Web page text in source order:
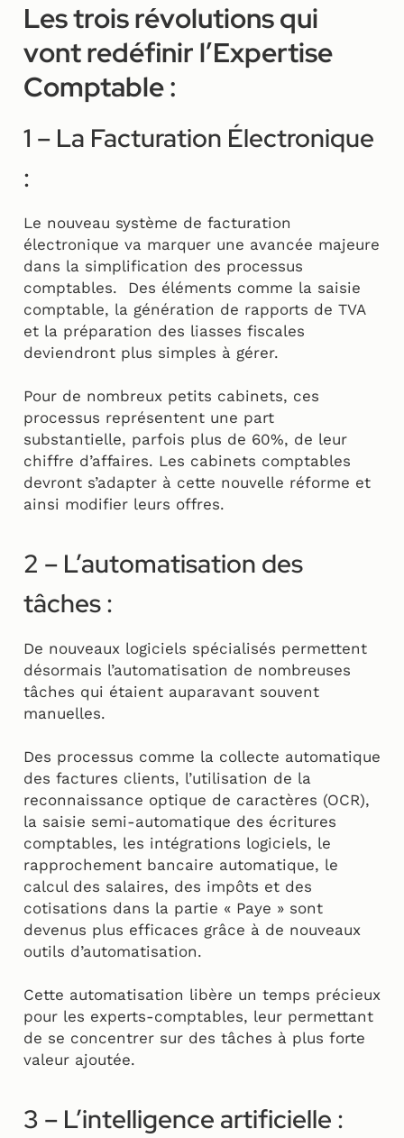
Les trois révolutions qui
vont redéfinir l’Expertise
Comptable :
1 – La Facturation Électronique
:
Le nouveau système de facturation
électronique va marquer une avancée majeure
dans la simplification des processus
comptables. Des éléments comme la saisie
comptable, la génération de rapports de TVA
et la préparation des liasses fiscales
deviendront plus simples à gérer.
Pour de nombreux petits cabinets, ces
processus représentent une part
substantielle, parfois plus de 60%, de leur
chiffre d’affaires. Les cabinets comptables
devront s’adapter à cette nouvelle réforme et
ainsi modifier leurs offres.
2 – L’automatisation des
tâches :
De nouveaux logiciels spécialisés permettent
désormais l’automatisation de nombreuses
tâches qui étaient auparavant souvent
manuelles.
Des processus comme la collecte automatique
des factures clients, l’utilisation de la
reconnaissance optique de caractères (OCR),
la saisie semi-automatique des écritures
comptables, les intégrations logiciels, le
rapprochement bancaire automatique, le
calcul des salaires, des impôts et des
cotisations dans la partie « Paye » sont
devenus plus efficaces grâce à de nouveaux
outils d’automatisation.
Cette automatisation libère un temps précieux
pour les experts-comptables, leur permettant
de se concentrer sur des tâches à plus forte
valeur ajoutée.
3 – L’intelligence artificielle :